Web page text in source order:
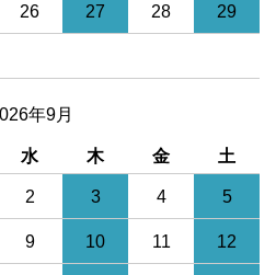
26 27 28 29
年9月
水 木 金 土
2 3 4 5
9 10 11 12